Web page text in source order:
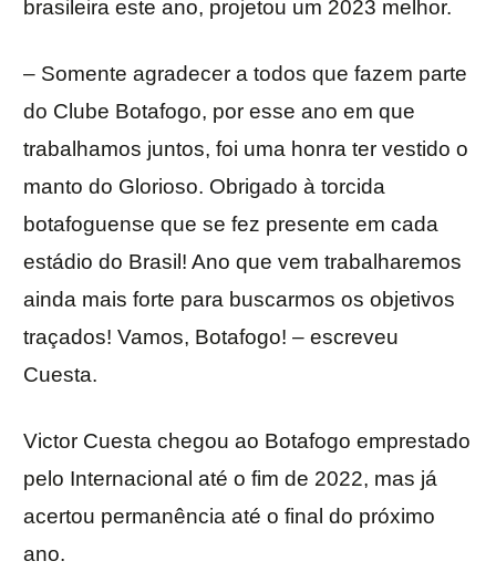
brasileira este ano, projetou um 2023 melhor.
– Somente agradecer a todos que fazem parte
do Clube Botafogo, por esse ano em que
trabalhamos juntos, foi uma honra ter vestido o
manto do Glorioso. Obrigado à torcida
botafoguense que se fez presente em cada
estádio do Brasil! Ano que vem trabalharemos
ainda mais forte para buscarmos os objetivos
traçados! Vamos, Botafogo! – escreveu
Cuesta.
Victor Cuesta chegou ao Botafogo emprestado
pelo Internacional até o fim de 2022, mas já
acertou permanência até o final do próximo
ano.